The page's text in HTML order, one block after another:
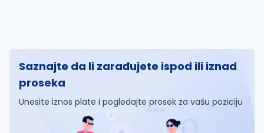
Saznajte da li zarađujete ispod ili iznad
proseka
Unesite iznos plate i pogledajte prosek za vašu poziciju